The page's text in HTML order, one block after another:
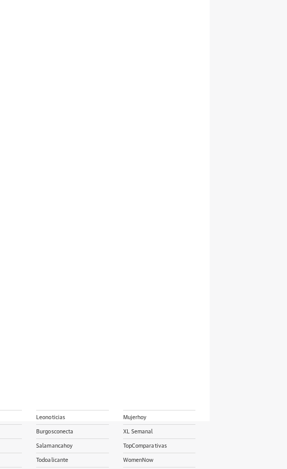
Leonoticias
Burgosconecta
Salamancahoy
Todoalicante
Mujerhoy
XL Semanal
TopComparativas
WomenNow